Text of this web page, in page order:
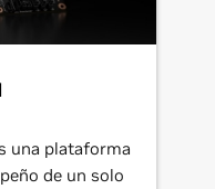
una plataforma
de un solo